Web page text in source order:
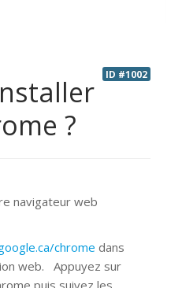
ID #1002
?
navigateur web
chrome dans
web. Appuyez sur
puis suivez les